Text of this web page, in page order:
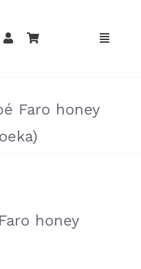
Faro honey
honey